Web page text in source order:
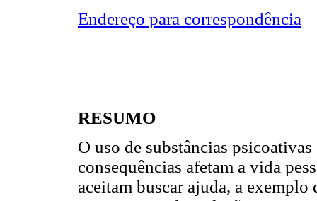
Endereço para correspondência
RESUMO
O uso de substâncias
consequências afetam a vida
aceitam buscar ajuda, a